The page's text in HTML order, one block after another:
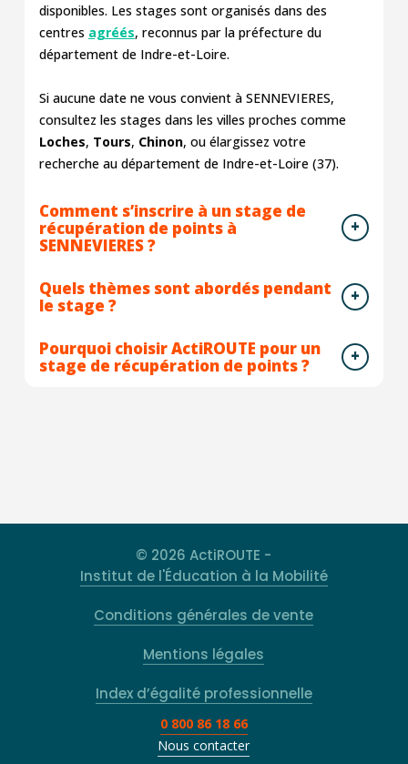
disponibles. Les stages sont organisés dans des
centres agréés, reconnus par la préfecture du
département de Indre-et-Loire.
Si aucune date ne vous convient à SENNEVIERES,
consultez les stages dans les villes proches comme
Loches, Tours, Chinon, ou élargissez votre
recherche au département de Indre-et-Loire (37).
Comment s’inscrire à un stage de
récupération de points à
SENNEVIERES ?
Quels thèmes sont abordés pendant
le stage ?
Pourquoi choisir ActiROUTE pour un
stage de récupération de points ?
© 2026 ActiROUTE -
Institut de l'Éducation à la Mobilité
Conditions générales de vente
Mentions légales
Index d’égalité professionnelle
0 800 86 18 66
Nous contacter